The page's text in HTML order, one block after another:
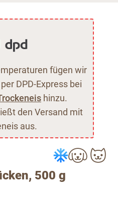
fügen wir
DPD-Express bei
hinzu.
den Versand mit
aus.
500 g